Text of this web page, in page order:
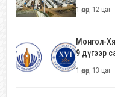
1 өдөр, 12 цаг
Монгол-
9 дүгээр
1 өдөр, 13 цаг